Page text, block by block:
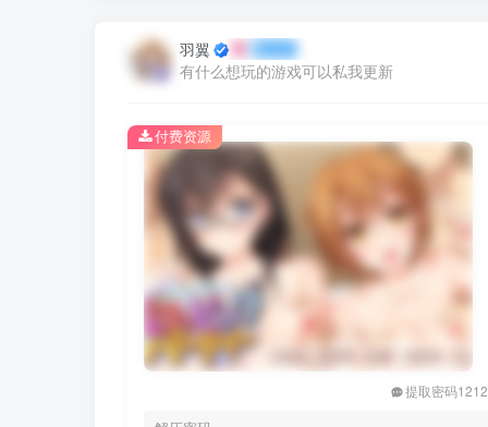
羽翼
有什么想玩的游戏可以私我更新
提取密码1212
付费资源